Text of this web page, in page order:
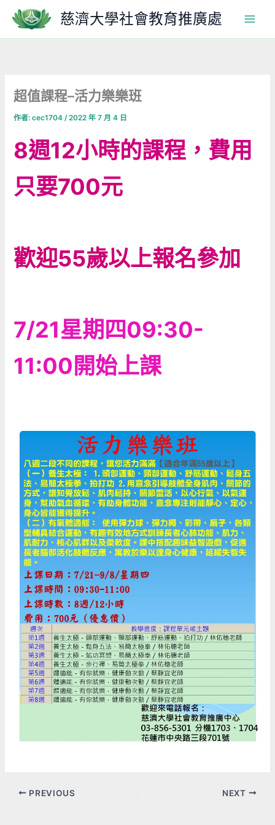
主
慈濟大學社會教育推廣處
超值課程–活力樂樂班
作者:cec1704/2022 年 7 月 4 日
8週12小時的課程，費用
只要700元
歡迎55歲以上報名參加
7/21星期四09:30-
11:00開始上課
PREVIOUS NEXT